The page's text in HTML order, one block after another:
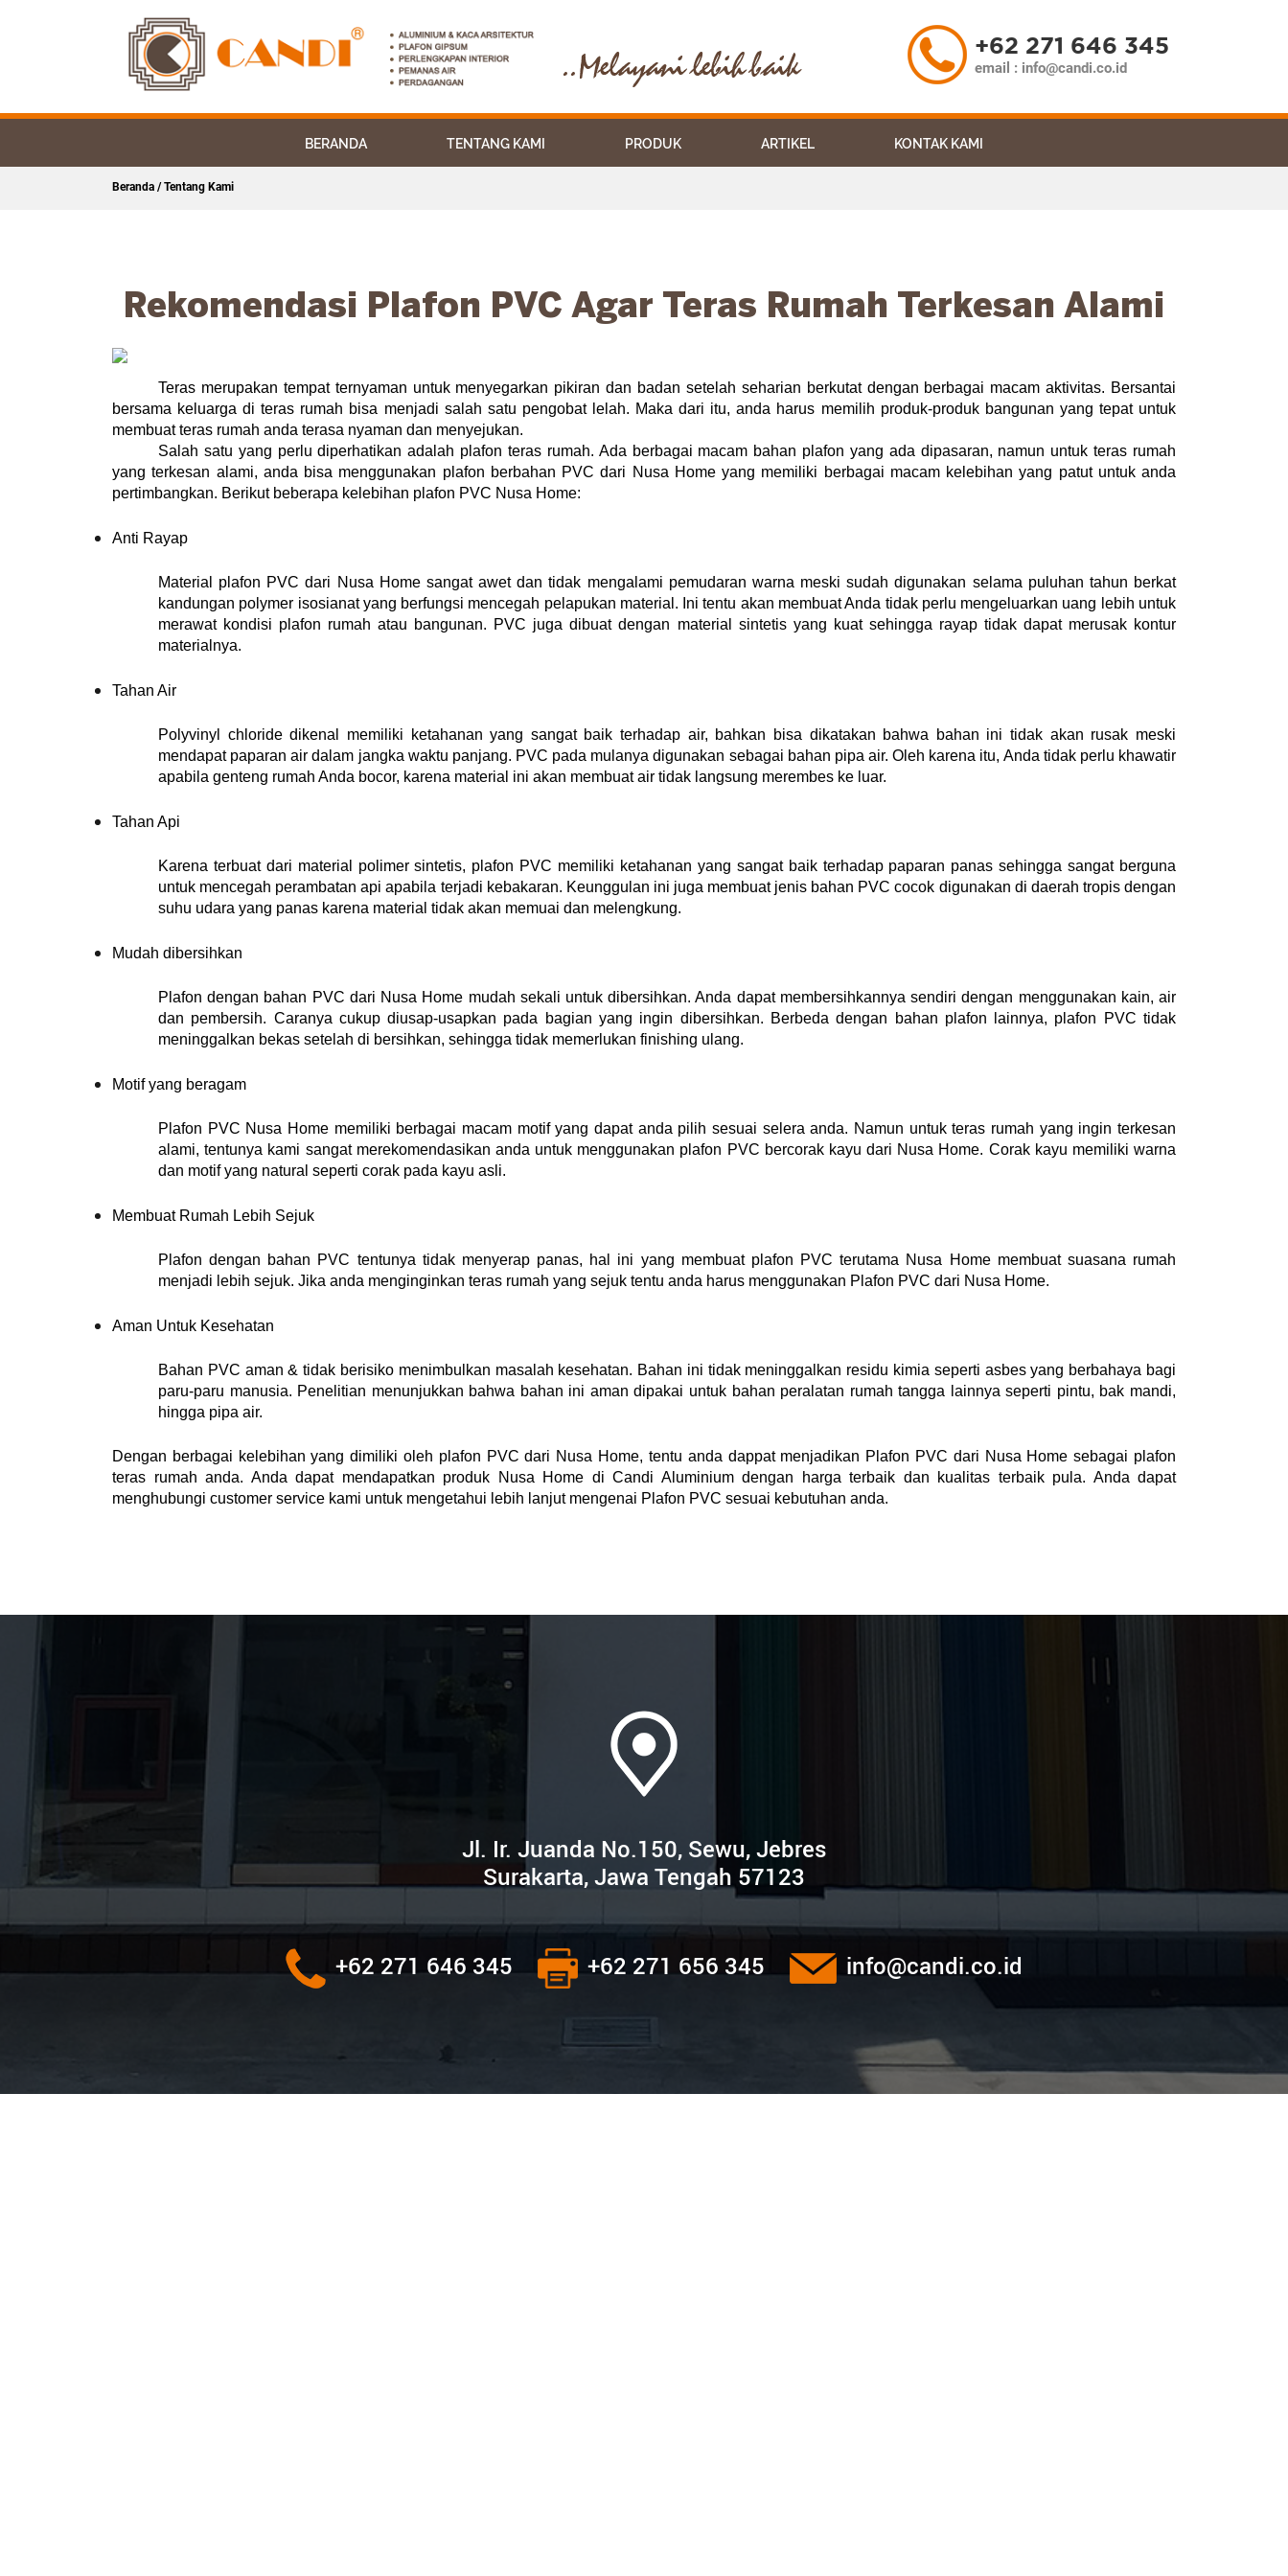
+62 271 646 345
email : info@candi.co.id
BERANDA TENTANG KAMI PRODUK ARTIKEL KONTAK KAMI
Beranda / Tentang Kami
Rekomendasi Plafon PVC Agar Teras Rumah Terkesan Alami
Teras merupakan tempat ternyaman untuk menyegarkan pikiran dan badan setelah seharian berkutat dengan berbagai macam aktivitas. Bersantai
bersama keluarga di teras rumah bisa menjadi salah satu pengobat lelah. Maka dari itu, anda harus memilih produk-produk bangunan yang tepat untuk
membuat teras rumah anda terasa nyaman dan menyejukan.
Salah satu yang perlu diperhatikan adalah plafon teras rumah. Ada berbagai macam bahan plafon yang ada dipasaran, namun untuk teras rumah
yang terkesan alami, anda bisa menggunakan plafon berbahan PVC dari Nusa Home yang memiliki berbagai macam kelebihan yang patut untuk anda
pertimbangkan. Berikut beberapa kelebihan plafon PVC Nusa Home:
Anti Rayap
Material plafon PVC dari Nusa Home sangat awet dan tidak mengalami pemudaran warna meski sudah digunakan selama puluhan tahun berkat
kandungan polymer isosianat yang berfungsi mencegah pelapukan material. Ini tentu akan membuat Anda tidak perlu mengeluarkan uang lebih untuk
merawat kondisi plafon rumah atau bangunan. PVC juga dibuat dengan material sintetis yang kuat sehingga rayap tidak dapat merusak kontur
materialnya.
Tahan Air
Polyvinyl chloride dikenal memiliki ketahanan yang sangat baik terhadap air, bahkan bisa dikatakan bahwa bahan ini tidak akan rusak meski
mendapat paparan air dalam jangka waktu panjang. PVC pada mulanya digunakan sebagai bahan pipa air. Oleh karena itu, Anda tidak perlu khawatir
apabila genteng rumah Anda bocor, karena material ini akan membuat air tidak langsung merembes ke luar.
Tahan Api
Karena terbuat dari material polimer sintetis, plafon PVC memiliki ketahanan yang sangat baik terhadap paparan panas sehingga sangat berguna
untuk mencegah perambatan api apabila terjadi kebakaran. Keunggulan ini juga membuat jenis bahan PVC cocok digunakan di daerah tropis dengan
suhu udara yang panas karena material tidak akan memuai dan melengkung.
Mudah dibersihkan
Plafon dengan bahan PVC dari Nusa Home mudah sekali untuk dibersihkan. Anda dapat membersihkannya sendiri dengan menggunakan kain, air
dan pembersih. Caranya cukup diusap-usapkan pada bagian yang ingin dibersihkan. Berbeda dengan bahan plafon lainnya, plafon PVC tidak
meninggalkan bekas setelah di bersihkan, sehingga tidak memerlukan finishing ulang.
Motif yang beragam
Plafon PVC Nusa Home memiliki berbagai macam motif yang dapat anda pilih sesuai selera anda. Namun untuk teras rumah yang ingin terkesan
alami, tentunya kami sangat merekomendasikan anda untuk menggunakan plafon PVC bercorak kayu dari Nusa Home. Corak kayu memiliki warna
dan motif yang natural seperti corak pada kayu asli.
Membuat Rumah Lebih Sejuk
Plafon dengan bahan PVC tentunya tidak menyerap panas, hal ini yang membuat plafon PVC terutama Nusa Home membuat suasana rumah
menjadi lebih sejuk. Jika anda menginginkan teras rumah yang sejuk tentu anda harus menggunakan Plafon PVC dari Nusa Home.
Aman Untuk Kesehatan
Bahan PVC aman & tidak berisiko menimbulkan masalah kesehatan. Bahan ini tidak meninggalkan residu kimia seperti asbes yang berbahaya bagi
paru-paru manusia. Penelitian menunjukkan bahwa bahan ini aman dipakai untuk bahan peralatan rumah tangga lainnya seperti pintu, bak mandi,
hingga pipa air.
Dengan berbagai kelebihan yang dimiliki oleh plafon PVC dari Nusa Home, tentu anda dappat menjadikan Plafon PVC dari Nusa Home sebagai plafon
teras rumah anda. Anda dapat mendapatkan produk Nusa Home di Candi Aluminium dengan harga terbaik dan kualitas terbaik pula. Anda dapat
menghubungi customer service kami untuk mengetahui lebih lanjut mengenai Plafon PVC sesuai kebutuhan anda.
Jl. Ir. Juanda No.150, Sewu, Jebres
Surakarta, Jawa Tengah 57123
+62 271 646 345 +62 271 656 345 info@candi.co.id